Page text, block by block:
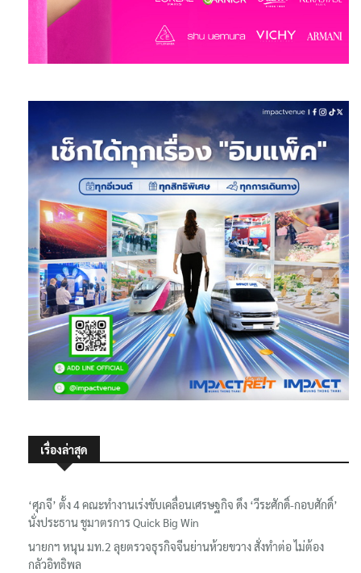
เรื่องล่าสุด
‘ศุภจี’ ตั้ง 4 คณะทำงานเร่งขับเคลื่อนเศรษฐกิจ ดึง ‘วีระศักดิ์-กอบศักดิ์’
นั่งประธาน ชูมาตรการ Quick Big Win
นายกฯ หนุน มท.2 ลุยตรวจธุรกิจจีนย่านห้วยขวาง สั่งทำต่อ ไม่ต้อง
กลัวอิทธิพล